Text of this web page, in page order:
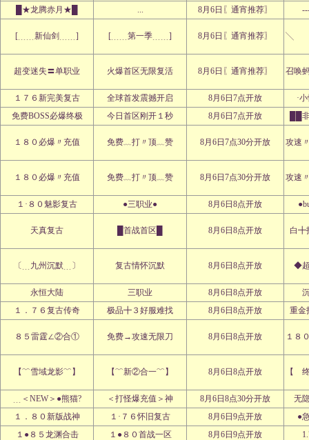
█★龙腾赤月★█ ... 8月6日〖通宵推荐〗
[﹍﹍新仙剑﹍﹍] [﹍﹍第一季﹍﹍] 8月6日〖通宵推荐〗 ╲
超变迷失〓单职业 火爆首区无限复活 8月6日〖通宵推荐〗 召唤
１７６新完美复古 全球首发震撼开启 8月6日7点开放
·
免费BOSS必爆终极
今日首区刚开１秒 8月6日7点开放 ██
１８０必爆〃充值 免费﹏打〃顶﹏赞 8月6日7点30分开放 攻速
１８０必爆〃充值 免费﹏打〃顶﹏赞 8月6日7点30分开放 攻速
１·８０魅影复古 ●三职业● 8月6日8点开放
天真复古 █首战首区█ 8月6日8点开放 白╋
〔﹍九州沉默﹍〕 复古情怀沉默 8月6日8点开放 ◆
永恒大陆 三职业 8月6日8点开放
１．７６复古传奇
极品╋３好服难找 8月6日8点开放 重金
８５雷霆∠②合① 免费→攻速无限刀 8月6日8点开放 １８
【﹌雪域龙影﹌】 【﹌新②合一﹌】 8月6日8点开放 【
﹍＜NEW＞●熊猫? ＜打怪爆充值＞神 8月6日8点30分开放
无
１．８０新版战神
１·７６怀旧复古 8月6日9点开放
●
１●８５龙渊合击
１●８０首战一区 8月6日9点开放